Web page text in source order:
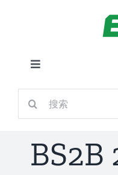
切
换
导
航
首页
BS2B